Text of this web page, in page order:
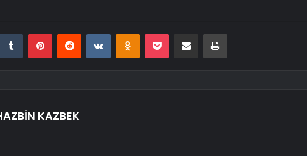
Tumblr PinterestReddit VKontakteOdnoklassniki
Pocket E-Posta ile paylaş Yazdır
KAZBEK